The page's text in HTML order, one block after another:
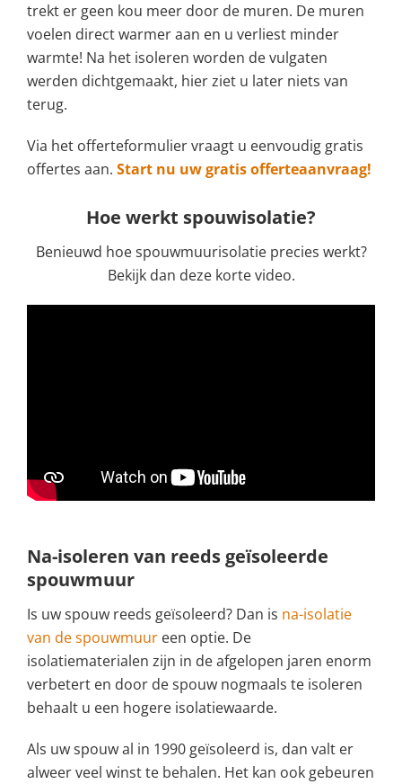
trekt er geen kou meer door de muren. De muren
voelen direct warmer aan en u verliest minder
warmte! Na het isoleren worden de vulgaten
werden dichtgemaakt, hier ziet u later niets van
terug.
Via het offerteformulier vraagt u eenvoudig gratis
offertes aan. Start nu uw gratis offerteaanvraag!
Hoe werkt spouwisolatie?
Benieuwd hoe spouwmuurisolatie precies werkt?
Bekijk dan deze korte video.
Na-isoleren van reeds geïsoleerde
spouwmuur
Is uw spouw reeds geïsoleerd? Dan is na-isolatie
van de spouwmuur een optie. De
isolatiematerialen zijn in de afgelopen jaren enorm
verbetert en door de spouw nogmaals te isoleren
behaalt u een hogere isolatiewaarde.
Als uw spouw al in 1990 geïsoleerd is, dan valt er
alweer veel winst te behalen. Het kan ook gebeuren